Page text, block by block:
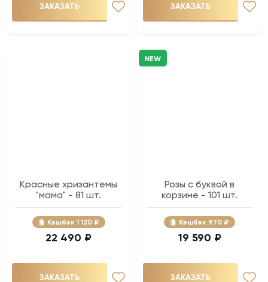
ЗАКАЗАТЬ ЗАКАЗАТЬ
Красные хризантемы
"мама" - 81 шт.
Кэшбэк 1 120 ₽
22 490 ₽
ЗАКАЗАТЬ
NEW
Розы с буквой в
корзине - 101 шт.
Кэшбэк 970 ₽
19 590 ₽
ЗАКАЗАТЬ